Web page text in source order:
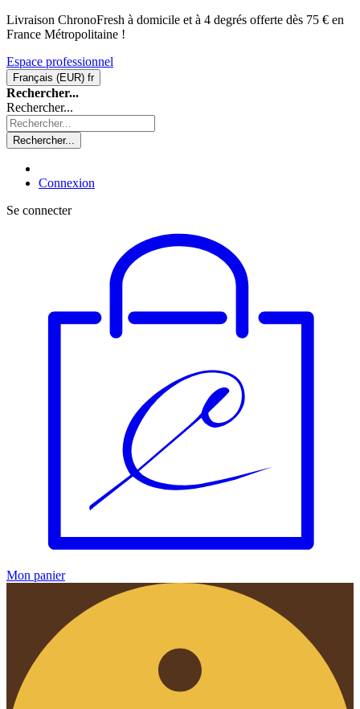
Livraison ChronoFresh à domicile et à 4 degrés offerte dès 75 € en
France Métropolitaine !
Espace professionnel
Français (EUR) fr
Rechercher...
Rechercher...
Rechercher...
Connexion
Se connecter
Mon panier